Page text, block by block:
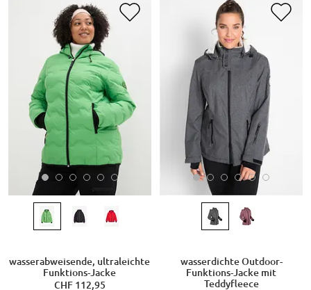
wasserabweisende, ultraleichte
Funktions-Jacke
CHF 112,95
wasserdichte Outdoor-
Funktions-Jacke mit
Teddyfleece